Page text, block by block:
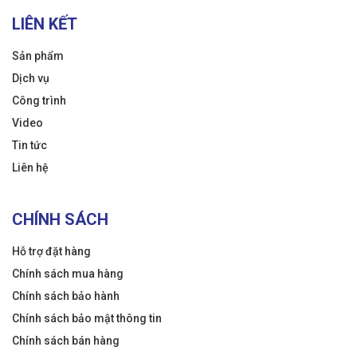
LIÊN KẾT
Sản phẩm
Dịch vụ
Công trình
Video
Tin tức
Liên hệ
CHÍNH SÁCH
Hỗ trợ đặt hàng
Chính sách mua hàng
Chính sách bảo hành
Chính sách bảo mật thông tin
Chính sách bán hàng